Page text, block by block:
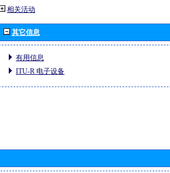
相关活动
其它信息
有用信息
ITU-R 电子设备